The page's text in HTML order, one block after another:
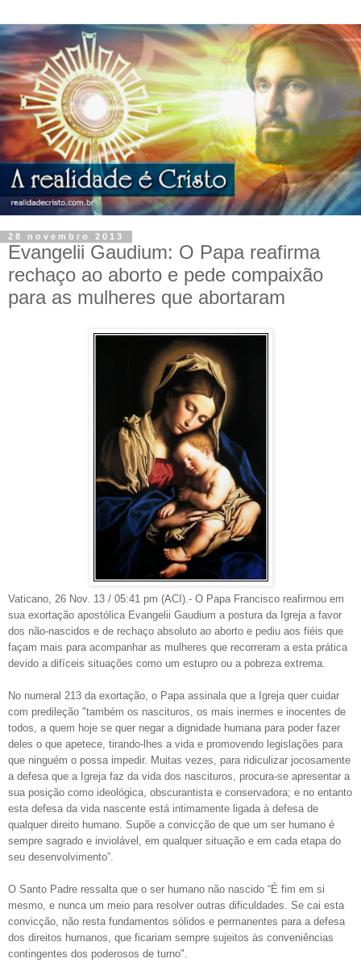
28 novembro 2013
Evangelii Gaudium: O Papa reafirma
rechaço ao aborto e pede compaixão
para as mulheres que abortaram
Vaticano, 26 Nov. 13 / 05:41 pm (ACI).- O Papa Francisco reafirmou em
sua exortação apostólica Evangelii Gaudium a postura da Igreja a favor
dos não-nascidos e de rechaço absoluto ao aborto e pediu aos fiéis que
façam mais para acompanhar as mulheres que recorreram a esta prática
devido a difíceis situações como um estupro ou a pobreza extrema.
No numeral 213 da exortação, o Papa assinala que a Igreja quer cuidar
com predileção "também os nascituros, os mais inermes e inocentes de
todos, a quem hoje se quer negar a dignidade humana para poder fazer
deles o que apetece, tirando-lhes a vida e promovendo legislações para
que ninguém o possa impedir. Muitas vezes, para ridiculizar jocosamente
a defesa que a Igreja faz da vida dos nascituros, procura-se apresentar a
sua posição como ideológica, obscurantista e conservadora; e no entanto
esta defesa da vida nascente está intimamente ligada à defesa de
qualquer direito humano. Supõe a convicção de que um ser humano é
sempre sagrado e inviolável, em qualquer situação e em cada etapa do
seu desenvolvimento”.
O Santo Padre ressalta que o ser humano não nascido “É fim em si
mesmo, e nunca um meio para resolver outras dificuldades. Se cai esta
convicção, não resta fundamentos sólidos e permanentes para a defesa
dos direitos humanos, que ficariam sempre sujeitos às conveniências
contingentes dos poderosos de turno".